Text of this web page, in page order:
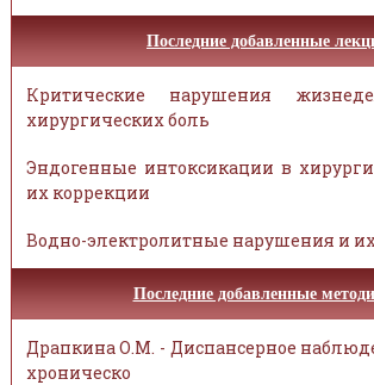
Последние добавленные
Критические нарушения
хирургических боль
Эндогенные интоксикации в
их коррекции
Водно-электролитные нарушения и
Последние добавленные
Драпкина О.М. - Диспансерное
хроническо